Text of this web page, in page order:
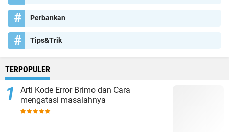
Perbankan
Tips&Trik
TERPOPULER
Arti Kode Error Brimo dan Cara
mengatasi masalahnya